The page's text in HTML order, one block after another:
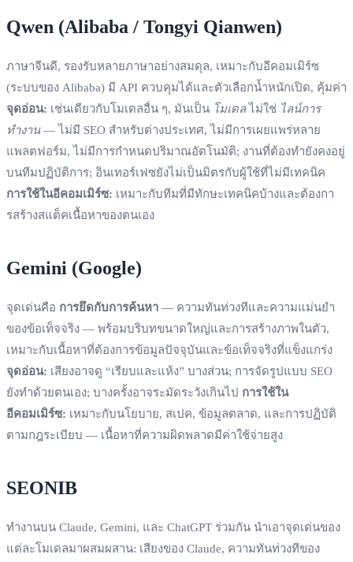
Qwen (Alibaba / Tongyi Qianwen)
ภาษาจีนดี, รองรับหลายภาษาอย่างสมดุล, เหมาะกับอีคอมเมิร์ซ
(ระบบของ Alibaba) มี API ควบคุมได้และตัวเลือกน้ำหนักเปิด, คุ้มค่า
จุดอ่อน: เช่นเดียวกับโมเดลอื่น ๆ, มันเป็น โมเดลไม่ใช่ ไลน์การ
ทำงาน— ไม่มี SEO สำหรับต่างประเทศ, ไม่มีการเผยแพร่หลาย
แพลตฟอร์ม, ไม่มีการกำหนดปริมาณอัตโนมัติ; งานที่ต้องทำยังคงอยู่
บนทีมปฏิบัติการ; อินเทอร์เฟซยังไม่เป็นมิตรกับผู้ใช้ที่ไม่มีเทคนิค
การใช้ในอีคอมเมิร์ซ: เหมาะกับทีมที่มีทักษะเทคนิคบ้างและต้องกา
รสร้างสแต็คเนื้อหาของตนเอง
Gemini (Google)
จุดเด่นคือ การยึดกับการค้นหา — ความทันท่วงทีและความแม่นยำ
ของข้อเท็จจริง — พร้อมบริบทขนาดใหญ่และการสร้างภาพในตัว,
เหมาะกับเนื้อหาที่ต้องการข้อมูลปัจจุบันและข้อเท็จจริงที่แข็งแกร่ง
จุดอ่อน: เสียงอาจดู “เรียบและแห้ง” บางส่วน; การจัดรูปแบบ SEO
ยังทำด้วยตนเอง; บางครั้งอาจระมัดระวังเกินไป การใช้ใน
อีคอมเมิร์ซ: เหมาะกับนโยบาย, สเปค, ข้อมูลตลาด, และการปฏิบัติ
ตามกฎระเบียบ — เนื้อหาที่ความผิดพลาดมีค่าใช้จ่ายสูง
SEONIB
ทำงานบน Claude, Gemini, และ ChatGPT ร่วมกัน นำเอาจุดเด่นของ
แต่ละโมเดลมาผสมผสาน: เสียงของ Claude, ความทันท่วงทีของ